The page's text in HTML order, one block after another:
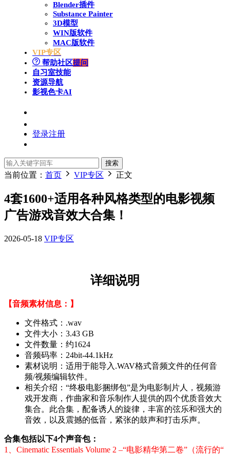
Blender插件
Substance Painter
3D模型
WIN版软件
MAC版软件
VIP专区
帮助社区提问
自习室技能
资源导航
影视色卡AI
登录注册
搜索
当前位置： 首页 VIP专区 正文
4套1600+适用各种风格类型的电影视频
广告游戏音效大合集！
2026-05-18 VIP专区
详细说明
【音频素材信息：】
文件格式：.wav
文件大小：3.43 GB
文件数量：约1624
音频码率：24bit-44.1kHz
素材说明：适用于能导入.WAV格式音频文件的任何音
频/视频编辑软件。
相关介绍：“终极电影捆绑包”是为电影制片人，视频游
戏开发商，作曲家和音乐制作人提供的四个优质音效大
集合。此合集，配备诱人的旋律，丰富的弦乐和强大的
音效，以及震撼的低音，紧张的鼓声和打击乐声。
合集包括以下4个声音包：
1、Cinematic Essentials Volume 2 –“电影精华第二卷”（流行的“